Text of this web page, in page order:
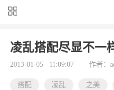
品牌黑榜
品牌导购 专家点评
凌乱搭配尽显不一
2013-01-05 11:09:07 作者：
搭配 凌乱 之美